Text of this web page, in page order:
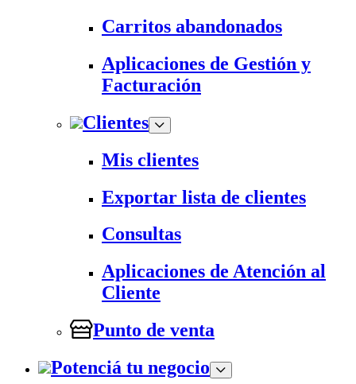
Carritos abandonados
Aplicaciones de Gestión y
Facturación
Clientes
Mis clientes
Exportar lista de clientes
Consultas
Aplicaciones de Atención al
Cliente
Punto de venta
Potenciá tu negocio